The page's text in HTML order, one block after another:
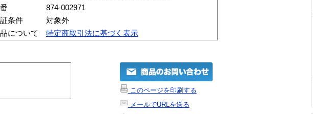
874-002971
条件
対象外
について
特定商取引法に基づく表示
このページを印刷する
メールでURLを送る